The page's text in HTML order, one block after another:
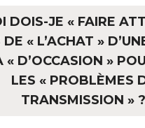
DOIS-JE « FAIRE
DE « L’ACHAT »
« D’OCCASION »
LES « PROBLÈMES
TRANSMISSION » ?